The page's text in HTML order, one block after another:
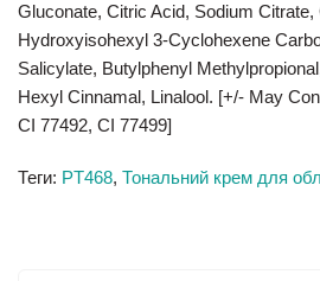
Gluconate, Citric Acid, Sodium Citrate,
Hydroxyisohexyl 3-Cyclohexene
Salicylate, Butylphenyl
Hexyl Cinnamal, Linalool. [+/- May
CI 77492, CI 77499]
Теги: PT468, Тональний крем для